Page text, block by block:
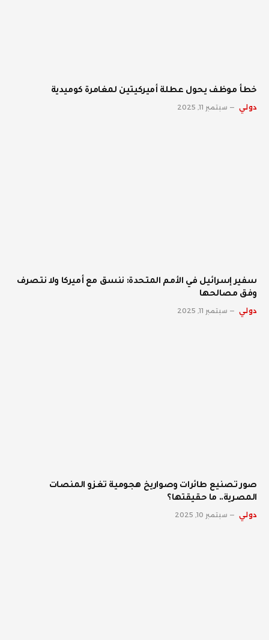
خطأ موظف يحول عطلة أميركيتين لمغامرة كوميدية
دولي سبتمبر 11, 2025
سفير إسرائيل في الأمم المتحدة: ننسق مع أميركا ولا نتصرف
وفق مصالحها
دولي سبتمبر 11, 2025
صور تصنيع طائرات وصواريخ هجومية تغزو المنصات
المصرية.. ما حقيقتها؟
دولي سبتمبر 10, 2025